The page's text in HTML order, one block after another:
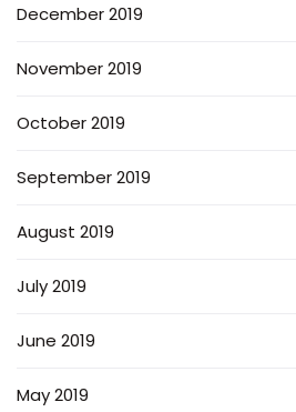
December 2019
November 2019
October 2019
September 2019
August 2019
July 2019
June 2019
May 2019